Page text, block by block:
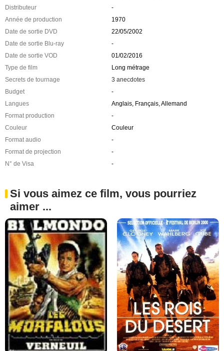
Distributeur
-
Année de production
1970
Date de sortie DVD
22/05/2002
Date de sortie Blu-ray
-
Date de sortie VOD
01/02/2016
Type de film
Long métrage
Secrets de tournage
3 anecdotes
Budget
-
Langues
Anglais, Français, Allemand
Format production
-
Couleur
Couleur
Format audio
-
Format de projection
-
N° de Visa
-
Si vous aimez ce film, vous pourriez
aimer ...